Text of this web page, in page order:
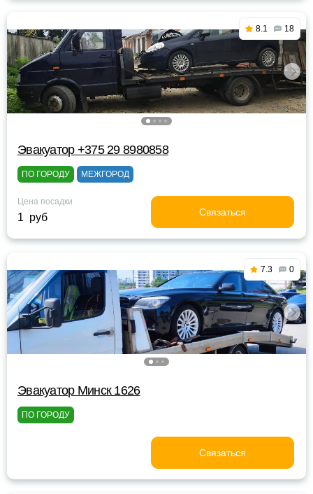
8.1 18
Эвакуатор +375 29 8980858
ПО ГОРОДУ МЕЖГОРОД
Цена посадки
1 руб Связаться
7.3 0
Эвакуатор Минск 1626
ПО ГОРОДУ
Связаться